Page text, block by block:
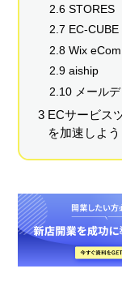
2.6 STORES
2.7 EC-CUBE
2.8 Wix
2.9 aiship
2.10 メール
3 ECサービス
を加速しよう